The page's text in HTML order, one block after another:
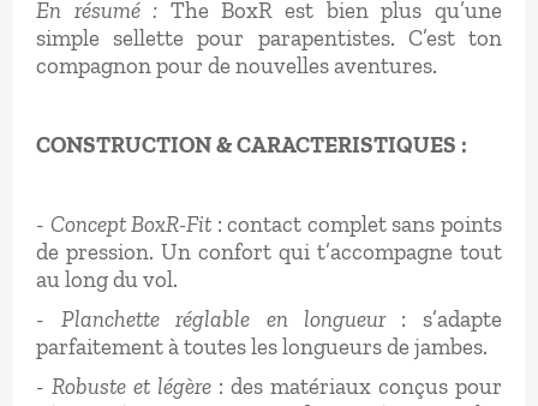
En résumé : The BoxR est bien plus qu’une
simple sellette pour parapentistes. C’est ton
compagnon pour de nouvelles aventures.
CONSTRUCTION & CARACTERISTIQUES :
- Concept BoxR-Fit : contact complet sans points
de pression. Un confort qui t’accompagne tout
au long du vol.
- Planchette réglable en longueur: s’adapte
parfaitement à toutes les longueurs de jambes.
-Robuste et légère : des matériaux conçus pour